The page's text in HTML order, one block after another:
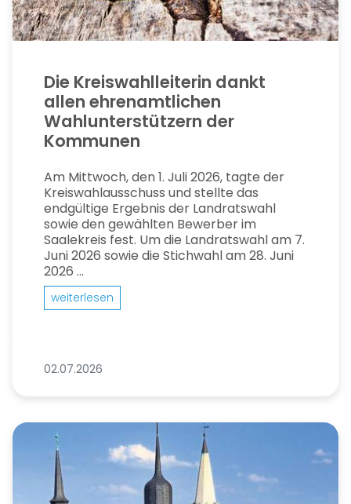
Die Kreiswahlleiterin dankt
allen ehrenamtlichen
Wahlunterstützern der
Kommunen
Am Mittwoch, den 1. Juli 2026, tagte der
Kreiswahlausschuss und stellte das
endgültige Ergebnis der Landratswahl
sowie den gewählten Bewerber im
Saalekreis fest. Um die Landratswahl am 7.
Juni 2026 sowie die Stichwahl am 28. Juni
2026 ...
weiterlesen
02.07.2026